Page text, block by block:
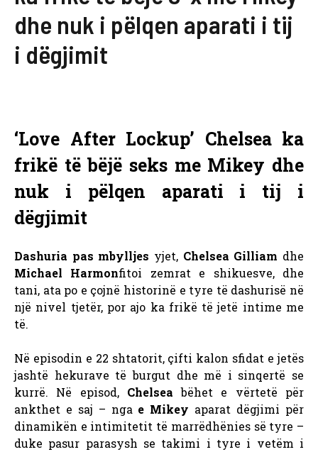
dhe nuk i pëlqen aparati i tij
i dëgjimit
‘Love After Lockup’ Chelsea ka
frikë të bëjë seks me Mikey dhe
nuk i pëlqen aparati i tij i
dëgjimit
Dashuria pas mbylljes yjet, Chelsea Gilliam dhe
Michael Harmonfitoi zemrat e shikuesve, dhe
tani, ata po e çojnë historinë e tyre të dashurisë në
një nivel tjetër, por ajo ka frikë të jetë intime me
të.
Në episodin e 22 shtatorit, çifti kalon sfidat e jetës
jashtë hekurave të burgut dhe më i sinqertë se
kurrë. Në episod, Chelsea bëhet e vërtetë për
ankthet e saj – nga e Mikey aparat dëgjimi për
dinamikën e intimitetit të marrëdhënies së tyre –
duke pasur parasysh se takimi i tyre i vetëm i